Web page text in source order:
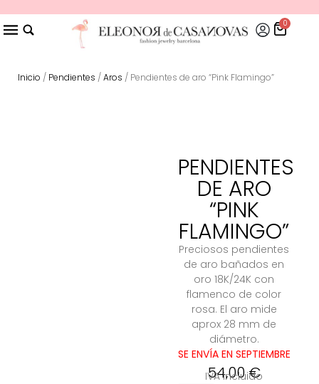
0
Inicio / Pendientes /Aros / Pendientes de aro “Pink Flamingo”
PENDIENTES
DE ARO
“PINK
FLAMINGO”
Preciosos pendientes
de aro bañados en
oro 18K/24K con
flamenco de color
rosa. El aro mide
aprox 28 mm de
diámetro.
SE ENVÍA EN SEPTIEMBRE
54,00€
IVA incluido